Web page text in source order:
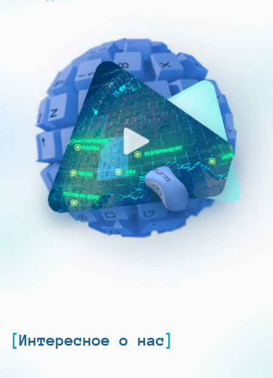
Интересное о нас